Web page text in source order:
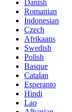
Danish
Romanian
Indonesian
Czech
Afrikaans
Swedish
Polish
Basque
Catalan
Esperanto
Hindi
Lao